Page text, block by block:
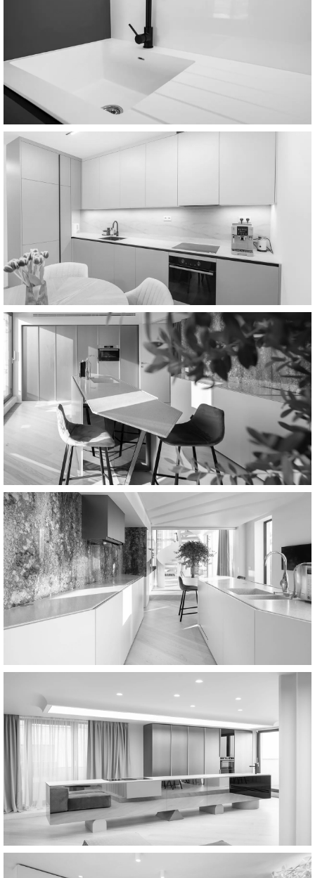
Кухни Kerrock. Вопрос вкуса и подхода к жизни.
Безопасные для здоровья, способные выдержать
все ваши кулинарные эксперименты, благодаря
запасу механической прочности.